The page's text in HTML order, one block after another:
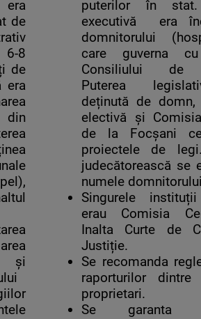
de
6-8
de
era
din
și
puterilor în stat.
executivă era
domnitorului
care guverna
Consiliului de
Puterea
deținută de domn,
electivă și
de la Focșani
proiectele de
judecătorească se
numele
Singurele
erau Comisia
Inalta Curte de
Justiție.
Se recomanda
raporturilor
proprietari.
Se garanta